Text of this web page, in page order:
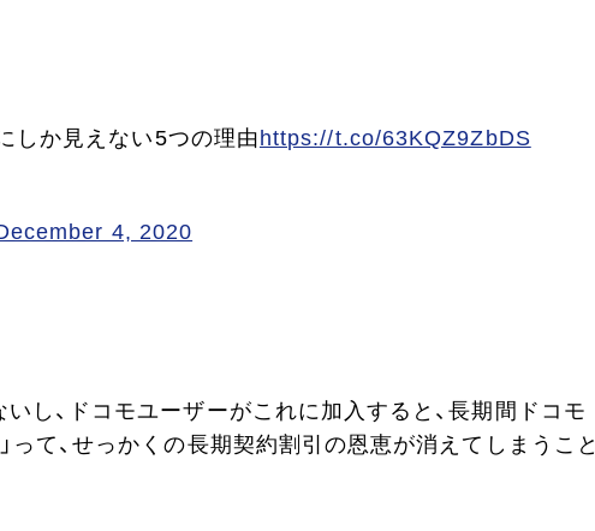
しか見えない5つの理由 https://t.co/63KQZ9ZbDS
4, 2020
し、ドコモユーザーがこれに加入すると、長期間ドコモ
って、せっかくの長期契約割引の恩恵が消えてしまうこと